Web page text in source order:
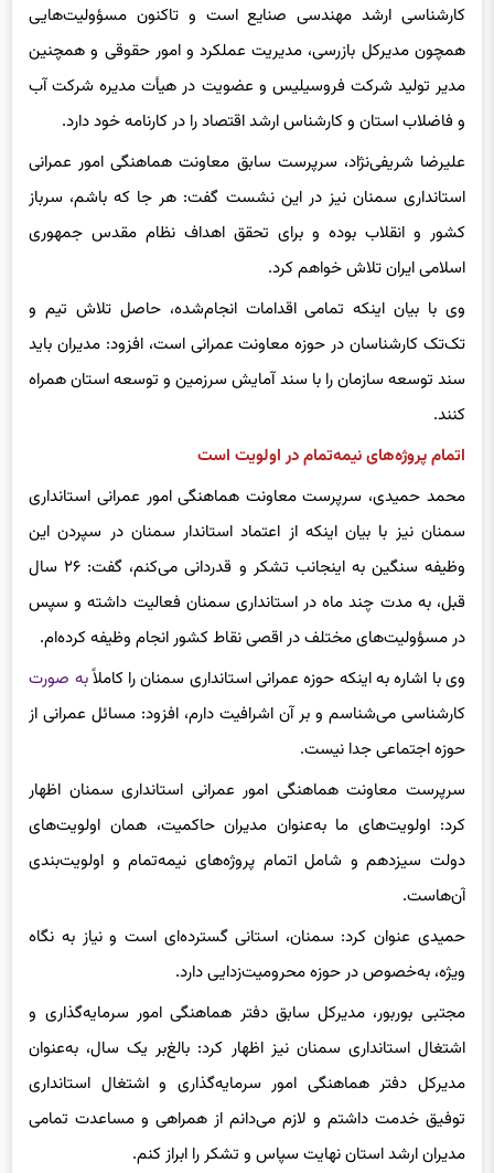
و فردی با تجربه خوب در مجموعه‌های وزارت کشور و دارای مدرک
کارشناسی ارشد مهندسی صنایع است و تاکنون مسؤولیت‌هایی
همچون مدیرکل بازرسی، مدیریت عملکرد و امور حقوقی و همچنین
مدیر تولید شرکت فروسیلیس و عضویت در هیأت‌ مدیره شرکت آب
و فاضلاب استان و کارشناس ارشد اقتصاد را در کارنامه خود دارد.
علیرضا شریفی‌نژاد، سرپرست سابق معاونت هماهنگی امور عمرانی
استانداری سمنان نیز در این نشست گفت: هر جا که باشم، سرباز
کشور و انقلاب بوده و برای تحقق اهداف نظام مقدس جمهوری
اسلامی ایران تلاش خواهم کرد.‌
وی با بیان اینکه تمامی اقدامات انجام‌شده، حاصل تلاش تیم و
تک‌تک کارشناسان در حوزه معاونت عمرانی است، افزود: مدیران باید
سند توسعه سازمان را با سند آمایش سرزمین و توسعه استان همراه
کنند.‌
اتمام پروژه‌های نیمه‌تمام در اولویت است
محمد حمیدی، سرپرست معاونت هماهنگی امور عمرانی استانداری
سمنان نیز با بیان اینکه از اعتماد استاندار سمنان در سپردن این
وظیفه سنگین به اینجانب تشکر و قدردانی می‌کنم، گفت: ۲۶ سال
قبل، به مدت چند ماه در استانداری سمنان فعالیت داشته و سپس
در مسؤولیت‌های مختلف در اقصی نقاط کشور انجام وظیفه کرده‌ام.
وی با اشاره به اینکه حوزه عمرانی استانداری سمنان را کاملاً به صورت
کارشناسی می‌شناسم و بر آن اشرافیت دارم، افزود: مسائل عمرانی از
حوزه اجتماعی جدا نیست.
سرپرست معاونت هماهنگی امور عمرانی استانداری سمنان اظهار
کرد: اولویت‌های ما به‌عنوان مدیران حاکمیت، همان اولویت‌های
دولت سیزدهم و شامل اتمام پروژه‌های نیمه‌تمام و اولویت‌بندی
آن‌هاست.
حمیدی عنوان کرد: سمنان، استانی گسترده‌ای است و نیاز به نگاه
ویژه، به‌خصوص در حوزه محرومیت‌زدایی دارد.
مجتبی بوربور، مدیرکل سابق دفتر هماهنگی امور سرمایه‌گذاری و
اشتغال استانداری سمنان نیز اظهار کرد: بالغ‌بر یک سال، به‌عنوان
مدیرکل دفتر هماهنگی امور سرمایه‌گذاری و اشتغال استانداری
توفیق خدمت داشتم و لازم می‌دانم از همراهی و مساعدت تمامی